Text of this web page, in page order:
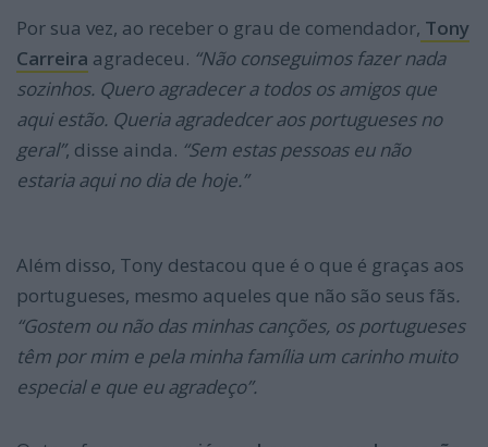
Por sua vez, ao receber o grau de comendador, Tony
Carreira agradeceu. “Não conseguimos fazer nada
sozinhos. Quero agradecer a todos os amigos que
aqui estão. Queria agradedcer aos portugueses no
geral”, disse ainda. “Sem estas pessoas eu não
estaria aqui no dia de hoje.”
Além disso, Tony destacou que é o que é graças aos
portugueses, mesmo aqueles que não são seus fãs.
“Gostem ou não das minhas canções, os portugueses
têm por mim e pela minha família um carinho muito
especial e que eu agradeço”.